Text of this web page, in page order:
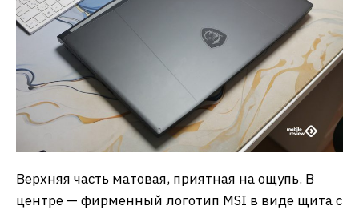
Верхняя часть матовая, приятная на ощупь. В
центре — фирменный логотип MSI в виде щита с